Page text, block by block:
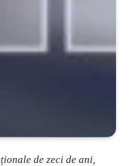
de zeci de ani,